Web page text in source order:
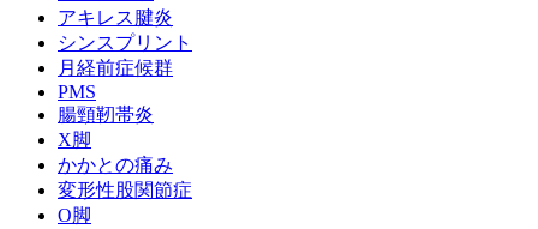
アキレス腱炎
シンスプリント
月経前症候群
PMS
腸頸靭帯炎
X脚
かかとの痛み
変形性股関節症
O脚